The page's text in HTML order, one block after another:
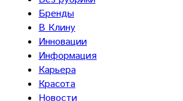
Бренды
В Клину
Инновации
Информация
Карьера
Красота